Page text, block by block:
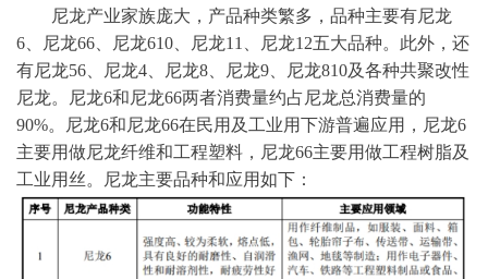
尼龙产业家族庞大，产品种类繁多，品种主要有尼龙
6、尼龙66、尼龙610、尼龙11、尼龙12五大品种。此外，还
有尼龙56、尼龙4、尼龙8、尼龙9、尼龙810及各种共聚改性
尼龙。尼龙6和尼龙66两者消费量约占尼龙总消费量的
90%。尼龙6和尼龙66在民用及工业用下游普遍应用，尼龙6
主要用做尼龙纤维和工程塑料，尼龙66主要用做工程树脂及
工业用丝。尼龙主要品种和应用如下：